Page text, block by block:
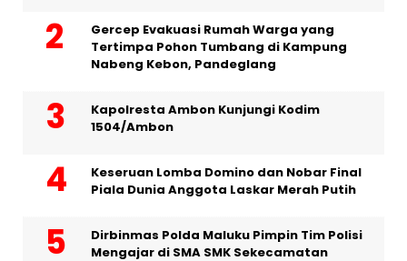
Gercep Evakuasi Rumah Warga yang
Tertimpa Pohon Tumbang di Kampung
Nabeng Kebon, Pandeglang
Kapolresta Ambon Kunjungi Kodim
1504/Ambon
Keseruan Lomba Domino dan Nobar Final
Piala Dunia Anggota Laskar Merah Putih
Dirbinmas Polda Maluku Pimpin Tim Polisi
Mengajar di SMA SMK Sekecamatan